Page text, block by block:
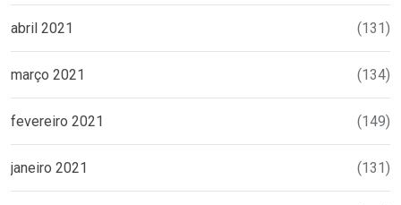
abril 2021 (131)
março 2021 (134)
fevereiro 2021 (149)
janeiro 2021 (131)